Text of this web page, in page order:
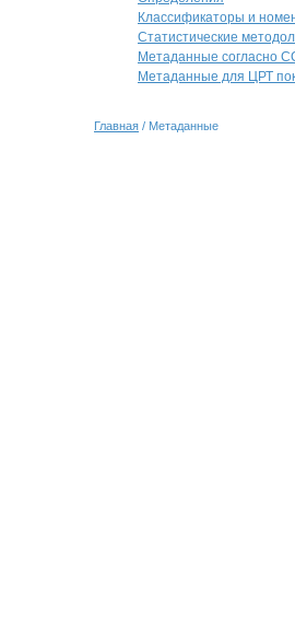
Классификаторы и
Cтатистические
Метаданные согласно
Метаданные для ЦРТ
Главная / Метаданные